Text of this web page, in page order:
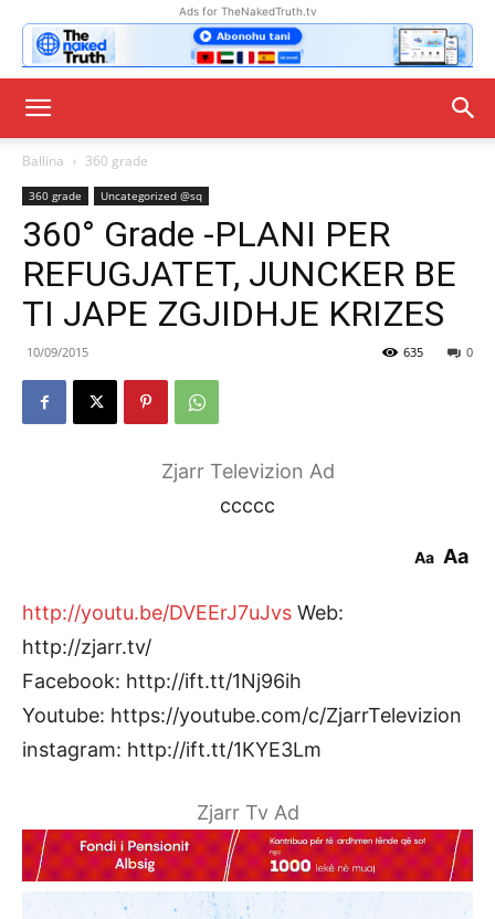
Ads for TheNakedTruth.tv
Ballina 360 grade
360 grade Uncategorized @sq
360° Grade -PLANI PER
REFUGJATET, JUNCKER BE
TI JAPE ZGJIDHJE KRIZES
10/09/2015 0
635
Zjarr Televizion Ad
ccccc
Aa Aa
http://youtu.be/DVEErJ7uJvs Web:
http://zjarr.tv/
Facebook: http://ift.tt/1Nj96ih
Youtube: https://youtube.com/c/ZjarrTelevizion
instagram: http://ift.tt/1KYE3Lm
Zjarr Tv Ad